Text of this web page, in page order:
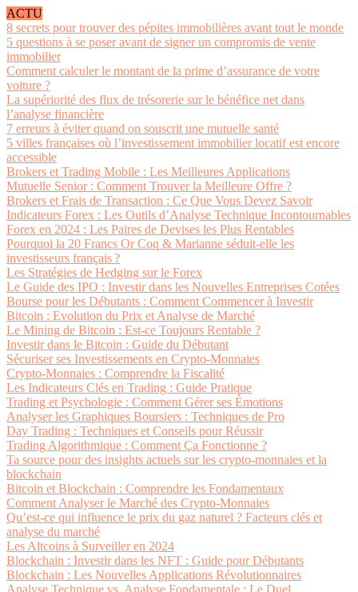
ACTU
8 secrets pour trouver des pépites immobilières avant tout le monde
5 questions à se poser avant de signer un compromis de vente
immobilier
Comment calculer le montant de la prime d’assurance de votre
voiture ?
La supériorité des flux de trésorerie sur le bénéfice net dans
l’analyse financière
7 erreurs à éviter quand on souscrit une mutuelle santé
5 villes françaises où l’investissement immobilier locatif est encore
accessible
Brokers et Trading Mobile : Les Meilleures Applications
Mutuelle Senior : Comment Trouver la Meilleure Offre ?
Brokers et Frais de Transaction : Ce Que Vous Devez Savoir
Indicateurs Forex : Les Outils d’Analyse Technique Incontournables
Forex en 2024 : Les Paires de Devises les Plus Rentables
Pourquoi la 20 Francs Or Coq & Marianne séduit-elle les
investisseurs français ?
Les Stratégies de Hedging sur le Forex
Le Guide des IPO : Investir dans les Nouvelles Entreprises Cotées
Bourse pour les Débutants : Comment Commencer à Investir
Bitcoin : Evolution du Prix et Analyse de Marché
Le Mining de Bitcoin : Est-ce Toujours Rentable ?
Investir dans le Bitcoin : Guide du Débutant
Sécuriser ses Investissements en Crypto-Monnaies
Crypto-Monnaies : Comprendre la Fiscalité
Les Indicateurs Clés en Trading : Guide Pratique
Trading et Psychologie : Comment Gérer ses Émotions
Analyser les Graphiques Boursiers : Techniques de Pro
Day Trading : Techniques et Conseils pour Réussir
Trading Algorithmique : Comment Ça Fonctionne ?
Ta source pour des insights actuels sur les crypto-monnaies et la
blockchain
Bitcoin et Blockchain : Comprendre les Fondamentaux
Comment Analyser le Marché des Crypto-Monnaies
Qu’est-ce qui influence le prix du gaz naturel ? Facteurs clés et
analyse du marché
Les Altcoins à Surveiller en 2024
Blockchain : Investir dans les NFT : Guide pour Débutants
Blockchain : Les Nouvelles Applications Révolutionnaires
Analyse Technique vs. Analyse Fondamentale : Le Duel